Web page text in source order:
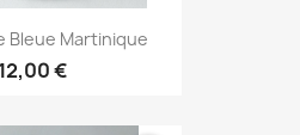
Bleue Martinique
12,00 €